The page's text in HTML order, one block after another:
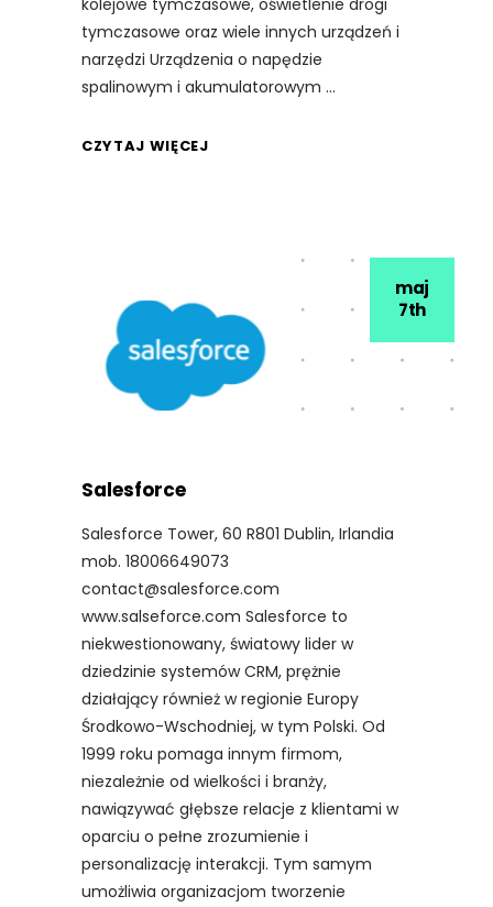
tymczasowe oraz wiele innych urządzeń i
narzędzi Urządzenia o napędzie
spalinowym i akumulatorowym
CZYTAJ WIĘCEJ
maj
7th
Salesforce
Salesforce Tower, 60 R801 Dublin, Irlandia
mob. 18006649073
contact@salesforce.com
www.salseforce.com Salesforce to
niekwestionowany, światowy lider w
dziedzinie systemów CRM, prężnie
działający również w regionie Europy
Środkowo-Wschodniej, w tym Polski. Od
1999 roku pomaga innym firmom,
niezależnie od wielkości i branży,
nawiązywać głębsze relacje z klientami w
oparciu o pełne zrozumienie i
personalizację interakcji. Tym samym
umożliwia organizacjom tworzenie